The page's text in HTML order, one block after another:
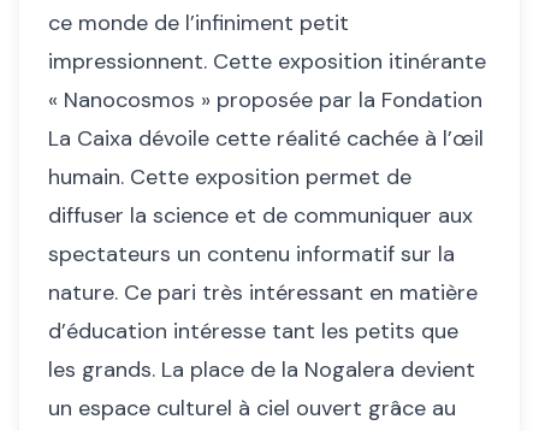
ce monde de l’infiniment petit
impressionnent. Cette exposition itinérante
« Nanocosmos » proposée par la Fondation
La Caixa dévoile cette réalité cachée à l’œil
humain. Cette exposition permet de
diffuser la science et de communiquer aux
spectateurs un contenu informatif sur la
nature. Ce pari très intéressant en matière
d’éducation intéresse tant les petits que
les grands. La place de la Nogalera devient
un espace culturel à ciel ouvert grâce au